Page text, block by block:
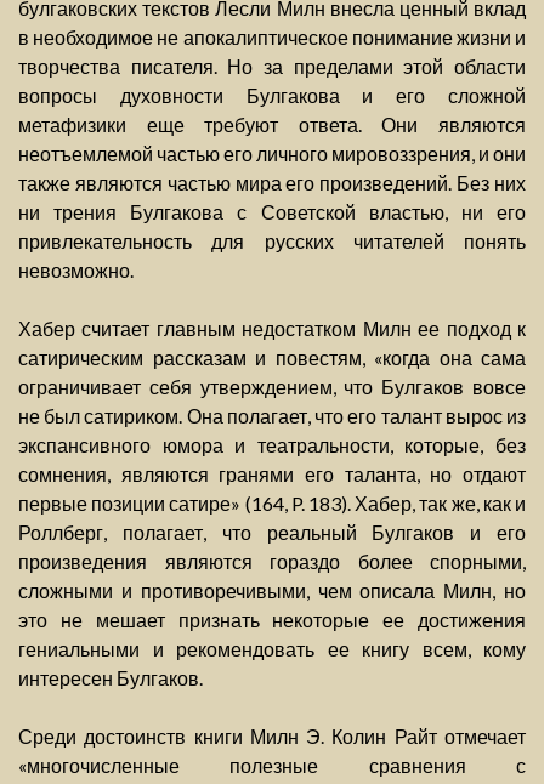
булгаковских текстов Лесли Милн внесла ценный вклад
в необходимое не апокалиптическое понимание жизни и
творчества писателя. Но за пределами этой области
вопросы духовности Булгакова и его сложной
метафизики еще требуют ответа. Они являются
неотъемлемой частью его личного мировоззрения, и они
также являются частью мира его произведений. Без них
ни трения Булгакова с Советской властью, ни его
привлекательность для русских читателей понять
невозможно.
Хабер считает главным недостатком Милн ее подход к
сатирическим рассказам и повестям, «когда она сама
ограничивает себя утверждением, что Булгаков вовсе
не был сатириком. Она полагает, что его талант вырос из
экспансивного юмора и театральности, которые, без
сомнения, являются гранями его таланта, но отдают
первые позиции сатире» (164, P. 183). Хабер, так же, как и
Роллберг, полагает, что реальный Булгаков и его
произведения являются гораздо более спорными,
сложными и противоречивыми, чем описала Милн, но
это не мешает признать некоторые ее достижения
гениальными и рекомендовать ее книгу всем, кому
интересен Булгаков.
Среди достоинств книги Милн Э. Колин Райт отмечает
«многочисленные полезные сравнения с